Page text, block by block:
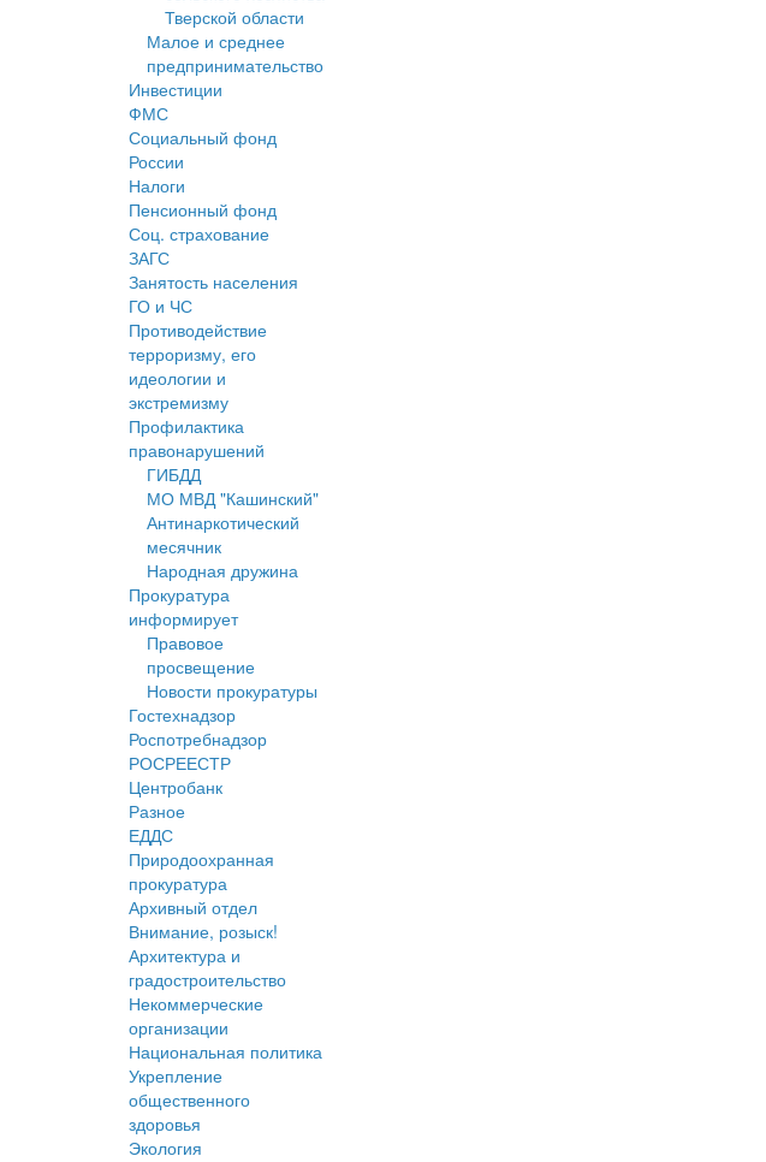
Тверской области
Малое и среднее
предпринимательство
Инвестиции
ФМС
Социальный фонд
России
Налоги
Пенсионный фонд
Соц. страхование
ЗАГС
Занятость населения
ГО и ЧС
Противодействие
терроризму, его
идеологии и
экстремизму
Профилактика
правонарушений
ГИБДД
МО МВД "Кашинский"
Антинаркотический
месячник
Народная дружина
Прокуратура
информирует
Правовое
просвещение
Новости прокуратуры
Гостехнадзор
Роспотребнадзор
РОСРЕЕСТР
Центробанк
Разное
ЕДДС
Природоохранная
прокуратура
Архивный отдел
Внимание, розыск!
Архитектура и
градостроительство
Некоммерческие
организации
Национальная политика
Укрепление
общественного
здоровья
Экология